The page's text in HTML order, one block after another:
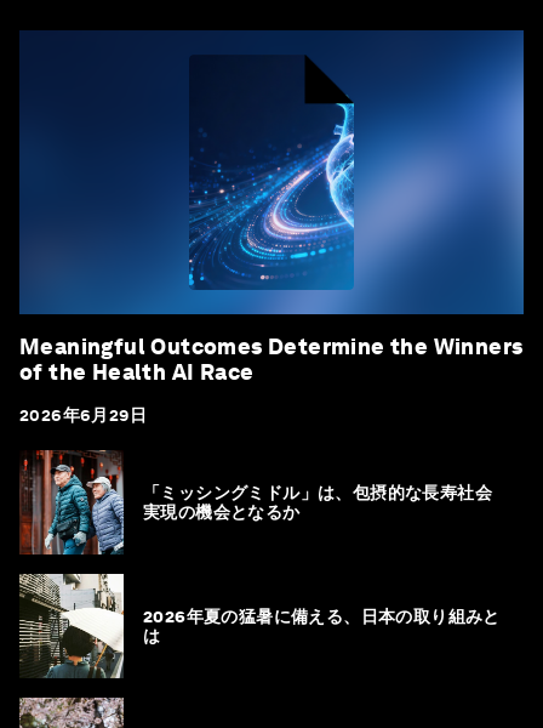
Meaningful Outcomes Determine the Winners
of the Health AI Race
2026年6月29日
「ミッシングミドル」は、包摂的な長寿社会
実現の機会となるか
2026年夏の猛暑に備える、日本の取り組みと
は